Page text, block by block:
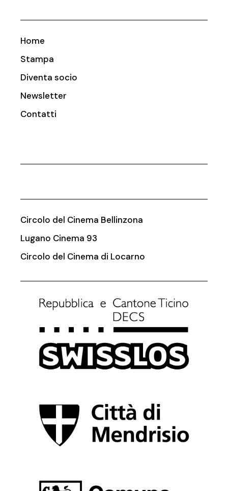
Home
Stampa
Diventa socio
Newsletter
Contatti
Circolo del Cinema Bellinzona
Lugano Cinema 93
Circolo del Cinema di Locarno